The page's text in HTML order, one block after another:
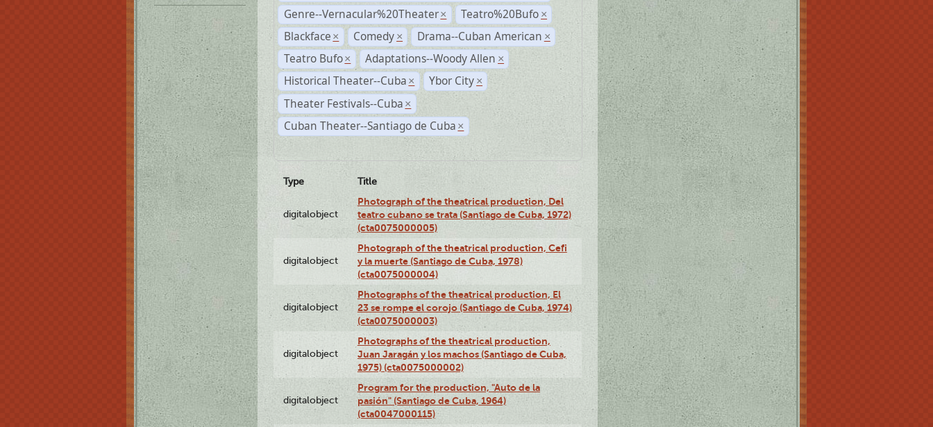
Genre--Vernacular%20Theater × Teatro%20Bufo ×
Blackface × Comedy × Drama--Cuban American ×
Teatro Bufo × Adaptations--Woody Allen ×
Historical Theater--Cuba × Ybor City ×
Theater Festivals--Cuba ×
Cuban Theater--Santiago de Cuba ×
Type Title
digitalobject
Photograph of the theatrical production, Del
teatro cubano se trata (Santiago de Cuba, 1972)
(cta0075000005)
digitalobject
Photograph of the theatrical production, Cefi
y la muerte (Santiago de Cuba, 1978)
(cta0075000004)
digitalobject
Photographs of the theatrical production, El
23 se rompe el corojo (Santiago de Cuba, 1974)
(cta0075000003)
digitalobject
Photographs of the theatrical production,
Juan Jaragán y los machos (Santiago de Cuba,
1975) (cta0075000002)
digitalobject
Program for the production, "Auto de la
pasión" (Santiago de Cuba, 1964)
(cta0047000115)